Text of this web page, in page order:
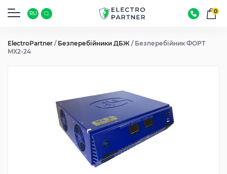
RU 0
ElectroPartner / Безперебійники ДБЖ / Безперебійник ФОРТ
MX2-24